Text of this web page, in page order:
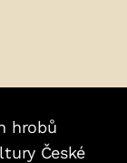
hrobů
České